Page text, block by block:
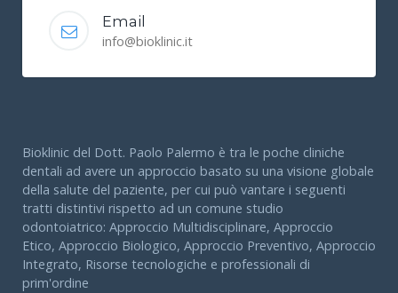
Email
info@bioklinic.it
Bioklinic del Dott. Paolo Palermo è tra le poche cliniche
dentali ad avere un approccio basato su una visione globale
della salute del paziente, per cui può vantare i seguenti
tratti distintivi rispetto ad un comune studio
odontoiatrico: Approccio Multidisciplinare, Approccio
Etico, Approccio Biologico, Approccio Preventivo, Approccio
Integrato, Risorse tecnologiche e professionali di
prim'ordine